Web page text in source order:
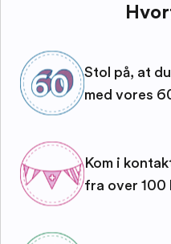
Stol på, at
med vores
Kom i
fra over 100